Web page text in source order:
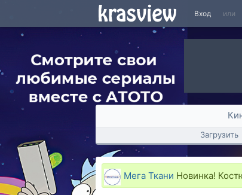
Вход или
Загрузить
Мега Ткани Новинка!